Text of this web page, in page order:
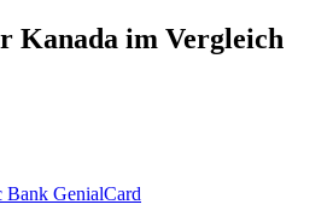
Kanada im Vergleich
Bank GenialCard